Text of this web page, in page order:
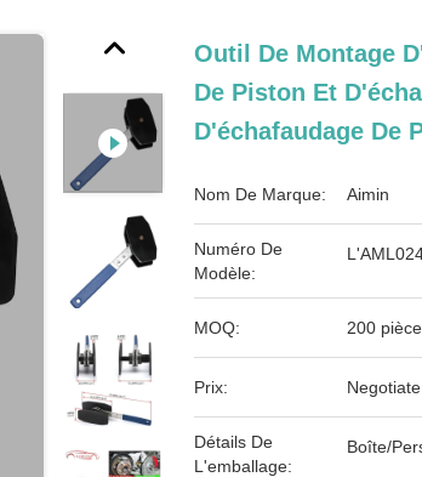
Outil De Montage
De Piston Et
D'échafaudage De
Nom De Marque: Aimin
Numéro De
Modèle:
MOQ: 200
Prix: Negotiate
Détails De
L'emballage:
Boîte/